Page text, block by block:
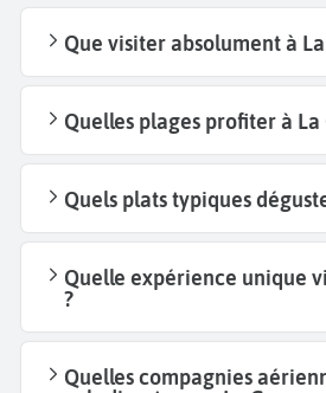
Que visiter absolument à
Quelles plages profiter à La
Quels plats typiques
Quelle expérience unique
?
Quelles compagnies